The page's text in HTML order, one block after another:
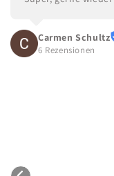
Carmen Schultz
6 Rezensionen